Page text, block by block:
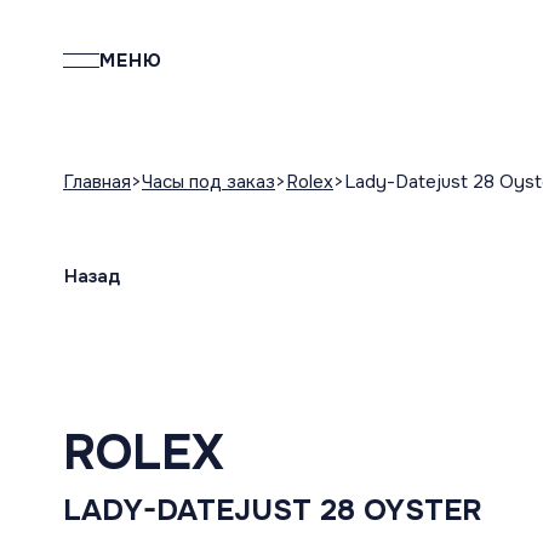
МЕНЮ
Главная Часы под заказ Rolex Lady-Datejust 28
Назад
ROLEX
LADY-DATEJUST 28 OYSTER